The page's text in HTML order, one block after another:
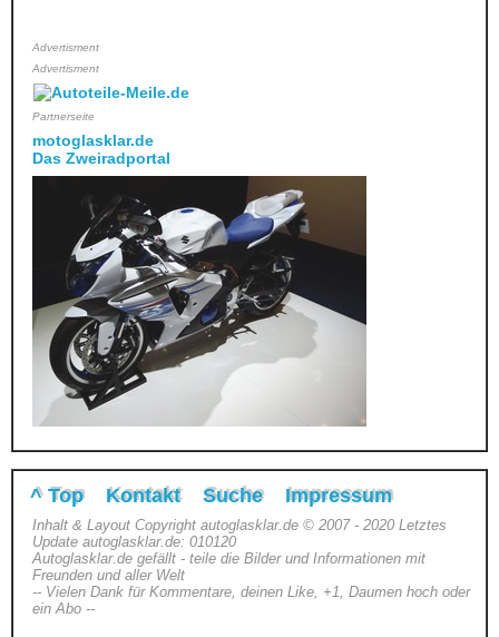
Advertisment
Advertisment
Partnerseite
motoglasklar.de
Das Zweiradportal
^ Top Kontakt Suche Impressum
Inhalt & Layout Copyright autoglasklar.de © 2007 - 2020 Letztes
Update autoglasklar.de: 010120
Autoglasklar.de gefällt - teile die Bilder und Informationen mit
Freunden und aller Welt
-- Vielen Dank für Kommentare, deinen Like, +1, Daumen hoch oder
ein Abo --